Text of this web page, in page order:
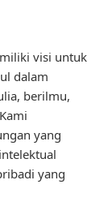
visi untuk
dalam
berilmu,
yang
yang